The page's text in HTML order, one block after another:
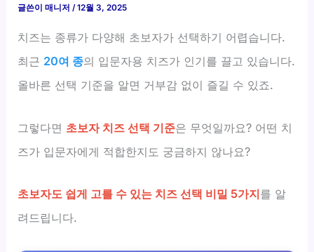
글쓴이매니저/12월 3, 2025
치즈는 종류가 다양해 초보자가 선택하기 어렵습니다.
최근 20여 종의 입문자용 치즈가 인기를 끌고 있습니다.
올바른 선택 기준을 알면 거부감 없이 즐길 수 있죠.
그렇다면 초보자 치즈 선택 기준은 무엇일까요? 어떤 치
즈가 입문자에게 적합한지도 궁금하지 않나요?
초보자도 쉽게 고를 수 있는 치즈 선택 비밀 5가지를 알
려드립니다.